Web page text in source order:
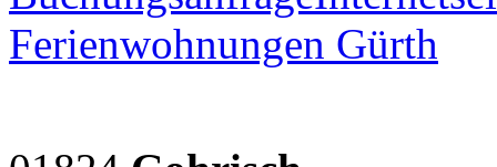
Ferienwohnungen Gürth